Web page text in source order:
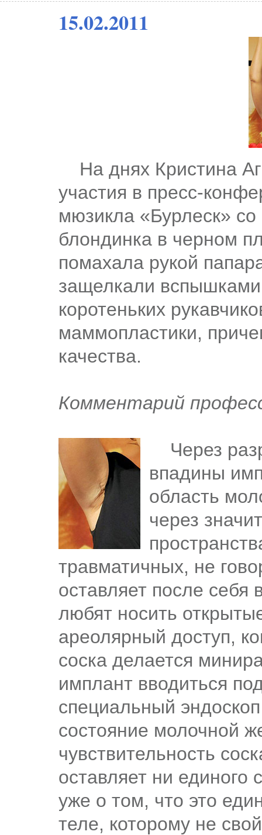
15.02.2011
На днях Кристина
участия в пресс-
мюзикла «Бурлеск»
блондинка в черном
помахала рукой
защелкали
коротеньких
маммопластики,
качества.
Комментарий
Через
впадины
область
через
травматичных, не
оставляет после
любят носить
ареолярный доступ,
соска делается
имплант вводиться
специальный
состояние молочной
чувствительность
оставляет ни единого
уже о том, что это
теле, которому не